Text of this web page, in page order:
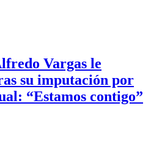
Vargas le
su imputación por
“Estamos contigo”